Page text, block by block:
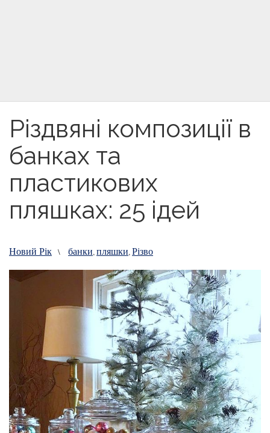
Різдвяні композиції в
банках та
пластикових
пляшках: 25 ідей
Новий Рік \ банки,пляшки,Різво